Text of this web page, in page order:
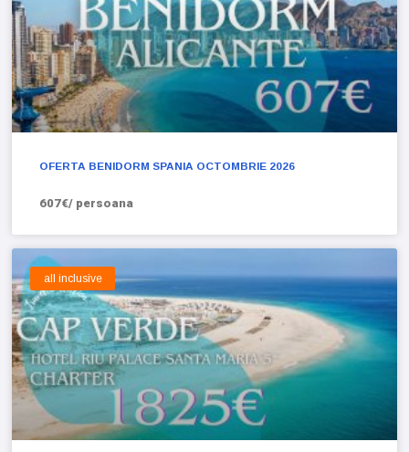
OFERTA BENIDORM SPANIA OCTOMBRIE 2026
607€/ persoana
all inclusive